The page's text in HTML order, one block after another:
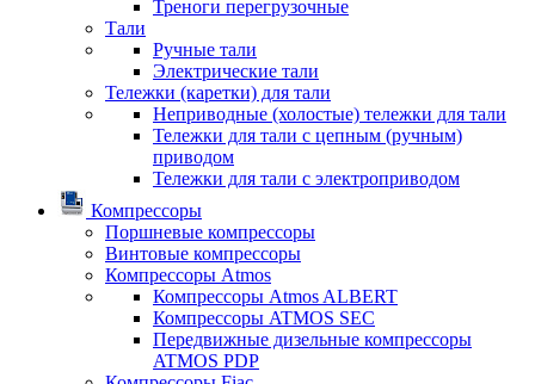
Треноги перегрузочные
Тали
Ручные тали
Электрические тали
Тележки (каретки) для тали
Неприводные (холостые) тележки для тали
Тележки для тали с цепным (ручным)
приводом
Тележки для тали с электроприводом
Компрессоры
Поршневые компрессоры
Винтовые компрессоры
Компрессоры Atmos
Компрессоры Atmos ALBERT
Компрессоры ATMOS SEC
Передвижные дизельные компрессоры
ATMOS PDP